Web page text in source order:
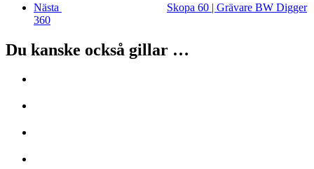
Nästa
Skopa 60 | Grävare BW Digger
360
Du kanske också gillar …